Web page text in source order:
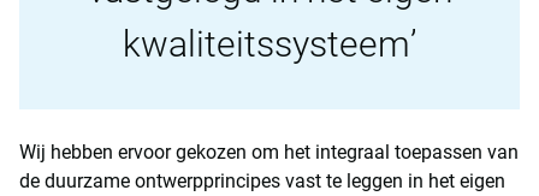
kwaliteitssysteem
Wij hebben ervoor gekozen om het integraal toepassen van
de duurzame ontwerpprincipes vast te leggen in het eigen